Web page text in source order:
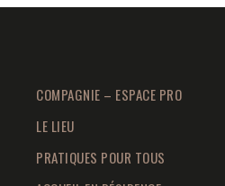
COMPAGNIE – ESPACE PRO
LE LIEU
PRATIQUES POUR TOUS